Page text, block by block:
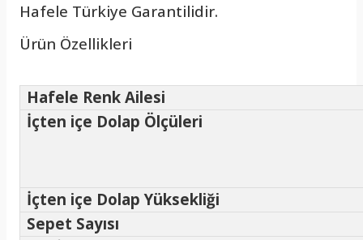
Hafele Türkiye Garantilidir.
Ürün Özellikleri
Hafele Renk Ailesi
İçten içe Dolap Ölçüleri
İçten içe Dolap Yüksekliği
Sepet Sayısı